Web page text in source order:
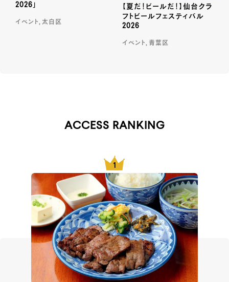
2026」
イベント, 太白区
【夏だ！ビールだ！】仙台クラ
フトビールフェスティバル
2026
イベント, 青葉区
ACCESS RANKING